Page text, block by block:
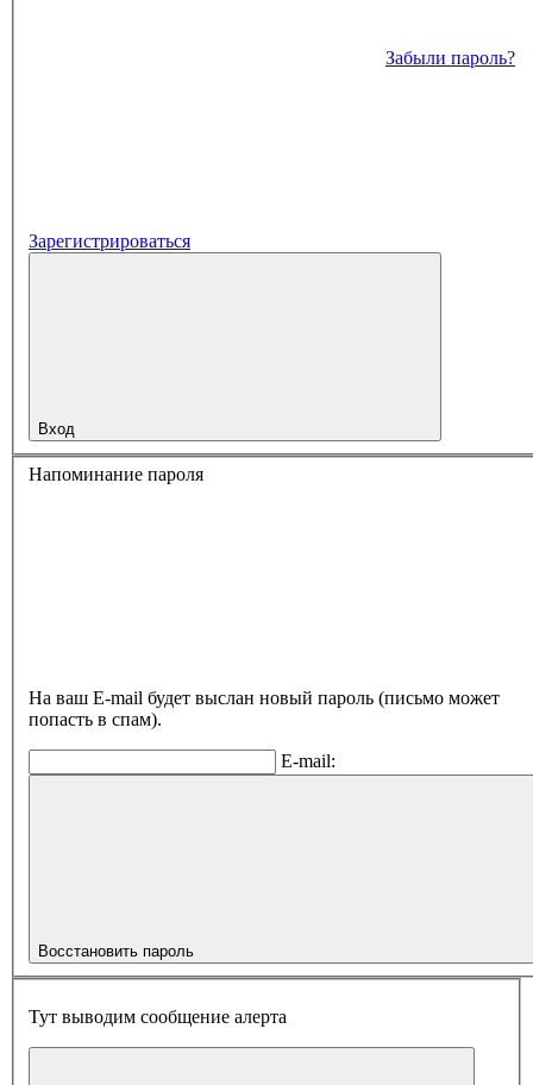
Забыли пароль?
Зарегистрироваться
Вход
Напоминание пароля
На ваш E-mail будет выслан новый пароль (письмо может
попасть в спам).
E-mail:
Восстановить пароль
Тут выводим сообщение алерта